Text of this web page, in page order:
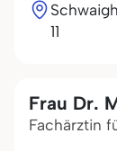
11
Frau Dr.
Fachärztin